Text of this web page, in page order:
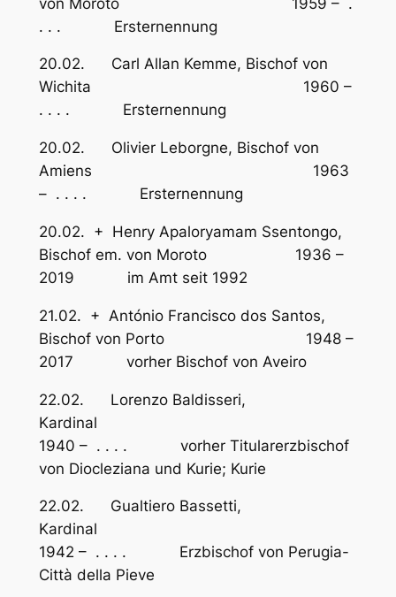
. . . Ersternennung
20.02. Carl Allan Kemme, Bischof von
Wichita 1960 –
. . . . Ersternennung
20.02. Olivier Leborgne, Bischof von
Amiens 1963
– . . . . Ersternennung
20.02. + Henry Apaloryamam Ssentongo,
Bischof em. von Moroto 1936 –
2019 im Amt seit 1992
21.02. + António Francisco dos Santos,
Bischof von Porto 1948 –
2017 vorher Bischof von Aveiro
22.02. Lorenzo Baldisseri,
Kardinal
1940 – . . . . vorher Titularerzbischof
von Diocleziana und Kurie; Kurie
22.02. Gualtiero Bassetti,
Kardinal
1942 – . . . . Erzbischof von Perugia-
Città della Pieve